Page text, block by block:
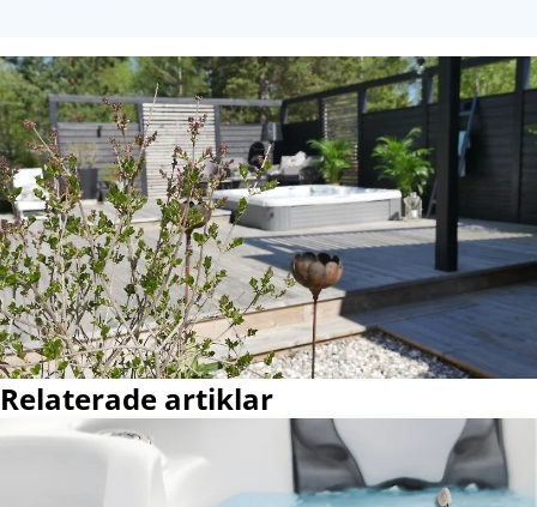
Relaterade artiklar